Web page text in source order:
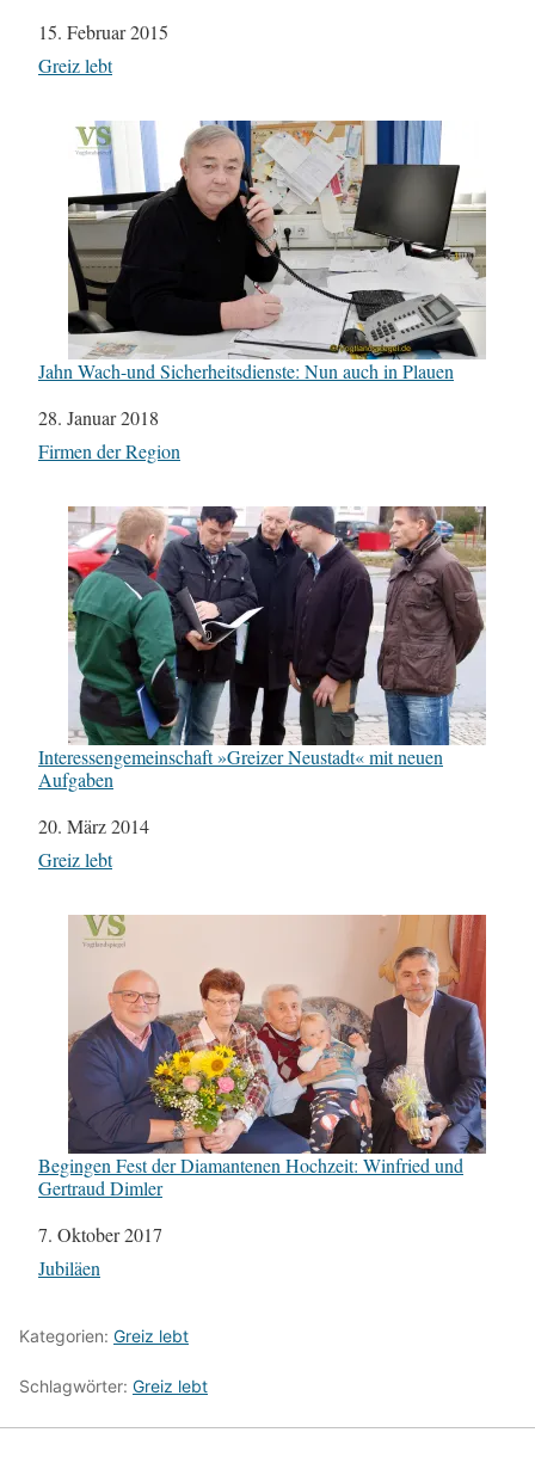
Datum
15. Februar 2015
In Bezug auf
Greiz lebt
Jahn Wach-und Sicherheitsdienste: Nun auch in Plauen
Datum
28. Januar 2018
In Bezug auf
Firmen der Region
Interessengemeinschaft »Greizer Neustadt« mit neuen
Aufgaben
Datum
20. März 2014
In Bezug auf
Greiz lebt
Begingen Fest der Diamantenen Hochzeit: Winfried und
Gertraud Dimler
Datum
7. Oktober 2017
In Bezug auf
Jubiläen
Kategorien: Greiz lebt
Schlagwörter: Greiz lebt